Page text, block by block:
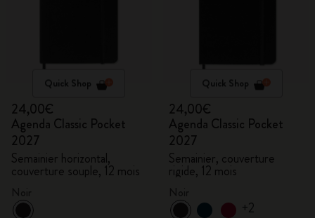
Quick Shop
24,00€
Agenda Classic Pocket
2027
Semainier horizontal,
couverture souple, 12 mois
Quick Shop
24,00€
Agenda Classic Pocket
2027
Semainier, couverture
rigide, 12 mois
+2